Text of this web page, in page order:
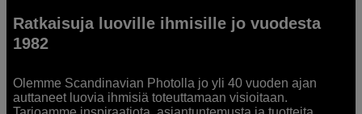
Ratkaisuja luoville ihmisille jo vuodesta
1982
Olemme Scandinavian Photolla jo yli 40 vuoden ajan
auttaneet luovia ihmisiä toteuttamaan visioitaan.